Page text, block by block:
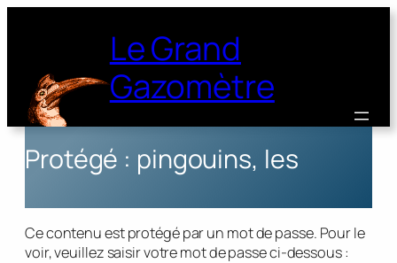
Le Grand
Gazomètre
Protégé : pingouins, les
Ce contenu est protégé par un mot de passe. Pour le
voir, veuillez saisir votre mot de passe ci-dessous :